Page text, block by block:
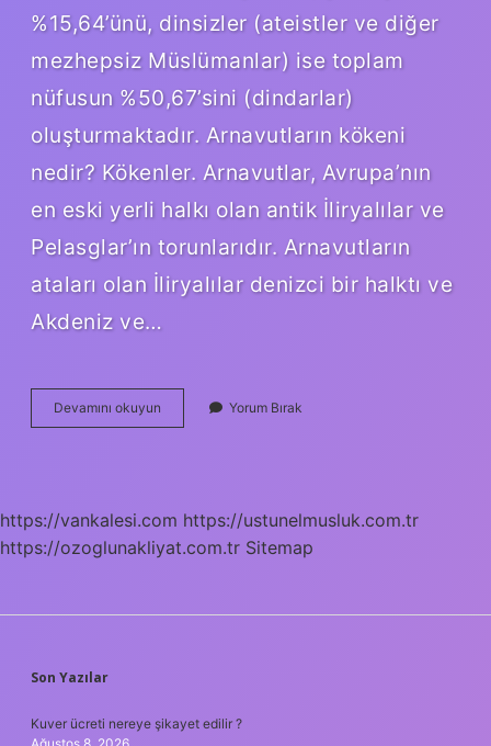
%15,64’ünü, dinsizler (ateistler ve diğer
mezhepsiz Müslümanlar) ise toplam
nüfusun %50,67’sini (dindarlar)
oluşturmaktadır. Arnavutların kökeni
nedir? Kökenler. Arnavutlar, Avrupa’nın
en eski yerli halkı olan antik İliryalılar ve
Pelasglar’ın torunlarıdır. Arnavutların
ataları olan İliryalılar denizci bir halktı ve
Akdeniz ve…
Devamını okuyun
Hangi
Yorum Bırak
https://vankalesi.com https://ustunelmusluk.com.tr
https://ozoglunakliyat.com.tr Sitemap
SIDEBAR
Son Yazılar
Kuver ücreti nereye şikayet edilir ?